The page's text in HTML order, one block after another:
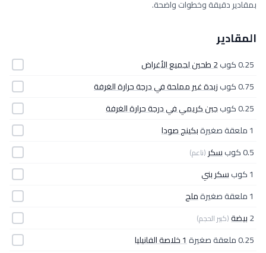
بمقادير دقيقة وخطوات واضحة.
المقادير
0.25 كوب
2 طحين لجميع الأغراض
0.75 كوب
زبدة غير مملحة في درجة حرارة الغرفة
0.25 كوب
جبن كريمي في درجة حرارة الغرفة
1 ملعقة صغيرة
بكينج صودا
0.5 كوب
سكر (ناعم)
1 كوب
سكر بني
1 ملعقة صغيرة
ملح
2بيضة(كبير الحجم)
0.25 ملعقة صغيرة
1 خلاصة الفانيليا